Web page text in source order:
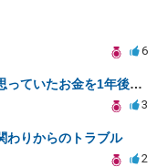
6
ダブル不倫・借金・手切れ金だと思っていたお金を1年後いまさら脅迫罪として通知書が来てまとめて請求
3
わりからのトラブル
2